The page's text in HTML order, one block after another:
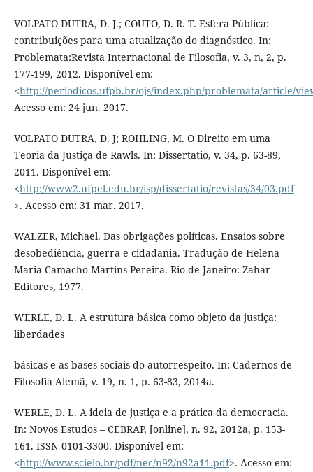
VOLPATO DUTRA, D. J.; COUTO, D. R. T. Esfera Pública:
contribuições para uma atualização do diagnóstico. In:
Problemata:Revista Internacional de Filosofia, v. 3, n, 2, p.
177-199, 2012. Disponível em:
<http://periodicos.ufpb.br/ojs/index.php/problemata/article/
Acesso em: 24 jun. 2017.
VOLPATO DUTRA, D. J; ROHLING, M. O Direito em uma
Teoria da Justiça de Rawls. In: Dissertatio, v. 34, p. 63-89,
2011. Disponível em:
<http://www2.ufpel.edu.br/isp/dissertatio/revistas/34/03.pdf
>. Acesso em: 31 mar. 2017.
WALZER, Michael. Das obrigações políticas. Ensaios sobre
desobediência, guerra e cidadania. Tradução de Helena
Maria Camacho Martins Pereira. Rio de Janeiro: Zahar
Editores, 1977.
WERLE, D. L. A estrutura básica como objeto da justiça:
liberdades
básicas e as bases sociais do autorrespeito. In: Cadernos de
Filosofia Alemã, v. 19, n. 1, p. 63-83, 2014a.
WERLE, D. L. A ideia de justiça e a prática da democracia.
In: Novos Estudos – CEBRAP, [online], n. 92, 2012a, p. 153-
161. ISSN 0101-3300. Disponível em:
<http://www.scielo.br/pdf/nec/n92/n92a11.pdf>. Acesso em: